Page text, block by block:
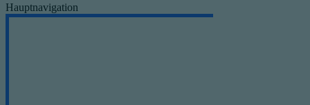
Hauptnavigation